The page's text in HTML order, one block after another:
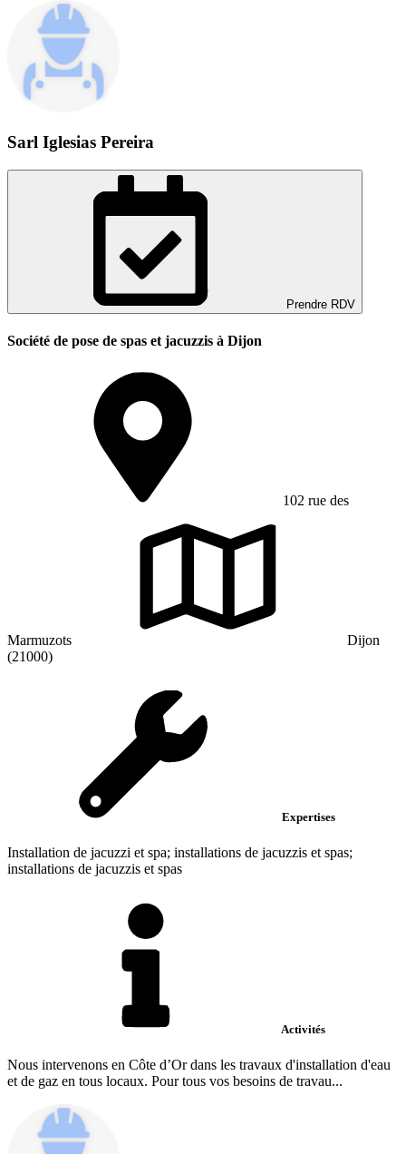
Sarl Iglesias Pereira
Prendre RDV
Société de pose de spas et jacuzzis à Dijon
102 rue des
Marmuzots
Dijon
(21000)
Expertises
Installation de jacuzzi et spa; installations de jacuzzis et spas;
installations de jacuzzis et spas
Activités
Nous intervenons en Côte d’Or dans les travaux d'installation d'eau
et de gaz en tous locaux. Pour tous vos besoins de travau...